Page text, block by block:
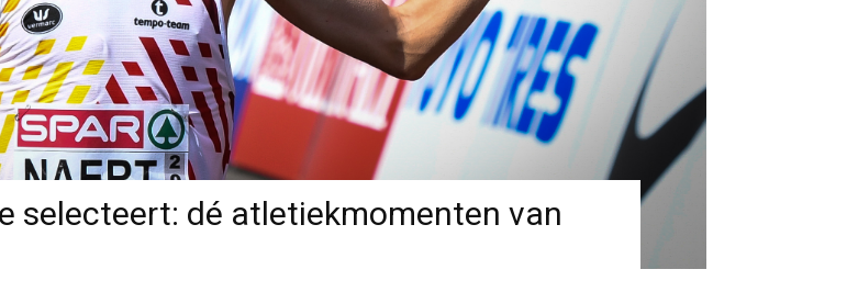
selecteert: dé atletiekmomenten van